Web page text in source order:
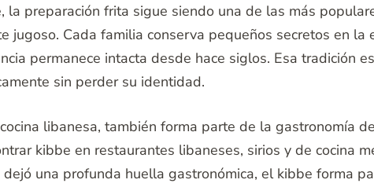
preparación frita sigue siendo una de las más
jugoso. Cada familia conserva pequeños secretos en la
permanece intacta desde hace siglos. Esa tradición
sin perder su identidad.
libanesa, también forma parte de la gastronomía
kibbe en restaurantes libaneses, sirios y de cocina
una profunda huella gastronómica, el kibbe forma